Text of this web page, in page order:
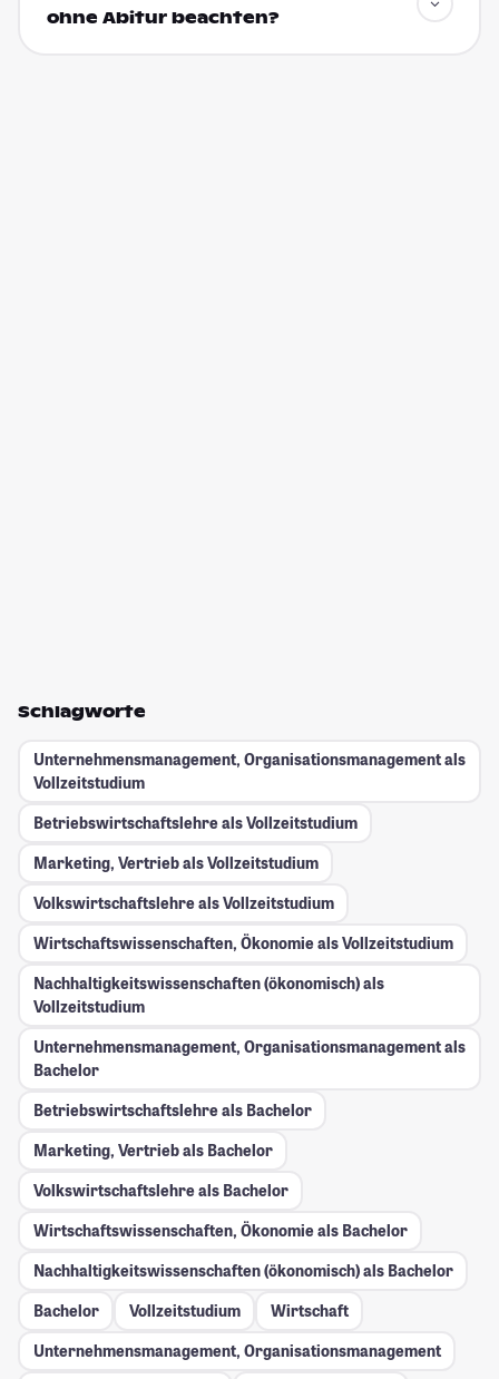
ohne Abitur beachten?
Schlagworte
Unternehmensmanagement, Organisationsmanagement als
Vollzeitstudium
Betriebswirtschaftslehre als Vollzeitstudium
Marketing, Vertrieb als Vollzeitstudium
Volkswirtschaftslehre als Vollzeitstudium
Wirtschaftswissenschaften, Ökonomie als Vollzeitstudium
Nachhaltigkeitswissenschaften (ökonomisch) als
Vollzeitstudium
Unternehmensmanagement, Organisationsmanagement als
Bachelor
Betriebswirtschaftslehre als Bachelor
Marketing, Vertrieb als Bachelor
Volkswirtschaftslehre als Bachelor
Wirtschaftswissenschaften, Ökonomie als Bachelor
Nachhaltigkeitswissenschaften (ökonomisch) als Bachelor
Bachelor
Vollzeitstudium
Wirtschaft
Unternehmensmanagement, Organisationsmanagement